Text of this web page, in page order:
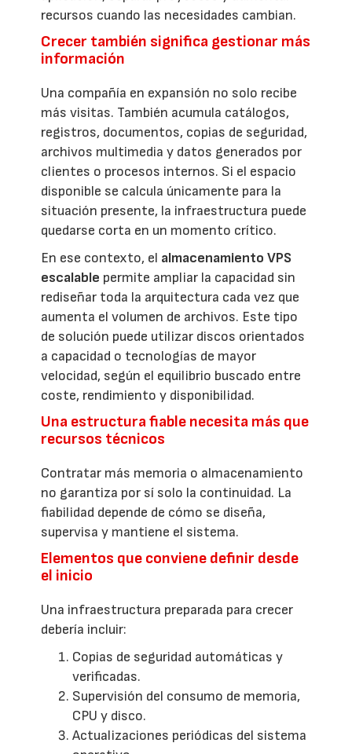
recursos cuando las necesidades cambian.
Crecer también significa gestionar más
información
Una compañía en expansión no solo recibe
más visitas. También acumula catálogos,
registros, documentos, copias de seguridad,
archivos multimedia y datos generados por
clientes o procesos internos. Si el espacio
disponible se calcula únicamente para la
situación presente, la infraestructura puede
quedarse corta en un momento crítico.
En ese contexto, el almacenamiento VPS
escalable permite ampliar la capacidad sin
rediseñar toda la arquitectura cada vez que
aumenta el volumen de archivos. Este tipo
de solución puede utilizar discos orientados
a capacidad o tecnologías de mayor
velocidad, según el equilibrio buscado entre
coste, rendimiento y disponibilidad.
Una estructura fiable necesita más que
recursos técnicos
Contratar más memoria o almacenamiento
no garantiza por sí solo la continuidad. La
fiabilidad depende de cómo se diseña,
supervisa y mantiene el sistema.
Elementos que conviene definir desde
el inicio
Una infraestructura preparada para crecer
debería incluir:
Copias de seguridad automáticas y
verificadas.
Supervisión del consumo de memoria,
CPU y disco.
Actualizaciones periódicas del sistema